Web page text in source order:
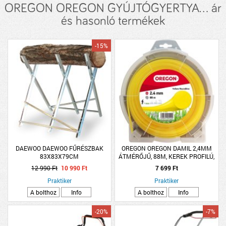
OREGON OREGON GYÚJTÓGYERTYA... ár
és hasonló termékek
DAEWOO DAEWOO FŰRÉSZBAK
83X83X79CM
-15%
12 990 Ft 10 990 Ft
Praktiker
A bolthoz
Info
OREGON OREGON DAMIL 2,4MM
ÁTMÉRŐJŰ, 88M, KEREK PROFILÚ,
SÁRGA
7 699 Ft
Praktiker
A bolthoz
Info
-20% -7%